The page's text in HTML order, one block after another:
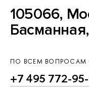
105066,
ПО ВСЕМ ВОПРОСАМ
+7 495 772-